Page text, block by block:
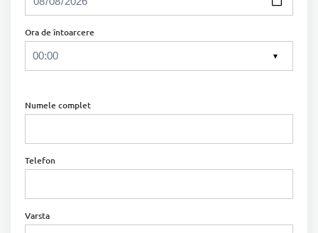
Ora de întoarcere
▼
Numele complet
Telefon
Varsta